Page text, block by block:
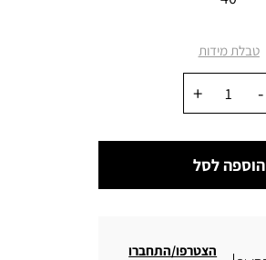
טבלת מידות
הוספה לסל
הצטרפו/התחברו